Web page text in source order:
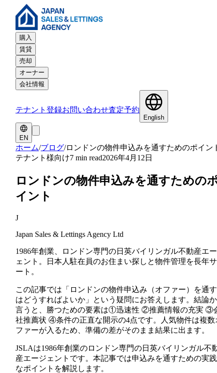
購入
賃貸
売却
オーナー
会社情報
テナント登録お問い合わせ査定予約
English
EN
ホーム/ブログ/ロンドンの物件申込みを通すためのポイン
テナント様向け7 min read2026年4月12日
ロンドンの物件申込みを通すための
イント
J
Japan Sales & Lettings Agency Ltd
1986年創業、ロンドン専門の日英バイリンガル不動産エ
ェント。日本人駐在員のお住まい探しと物件管理を長年
ート。
この記事では「ロンドンの物件申込み（オファー）を通
はどうすればよいか」という疑問にお答えします。結論
言うと、勝つための要素は①迅速性 ②推薦情報の充実 ③
社推薦状 ④条件の正直な開示の4点です。人気物件は複数
ファーが入るため、準備の差がそのまま結果に出ます。
JSLAは1986年創業のロンドン専門の日英バイリンガル不
産エージェントです。本記事では申込みを通すための実
なポイントを解説します。